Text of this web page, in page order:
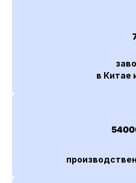
в Китае